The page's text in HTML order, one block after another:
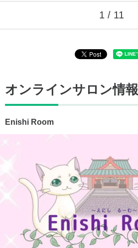
1 / 11
オンラインサロン情報
Enishi Room